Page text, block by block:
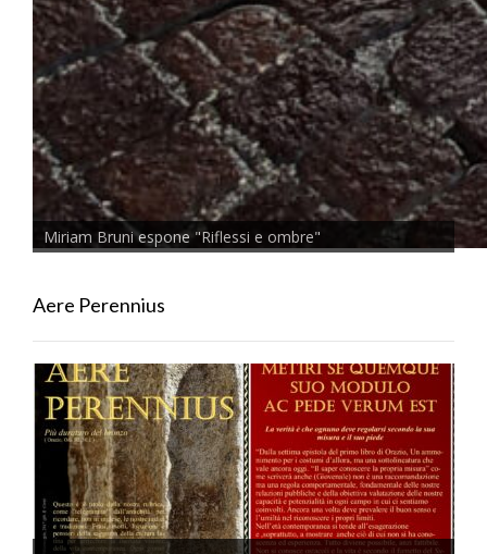
Miriam Bruni espone "Riflessi e ombre"
Aere Perennius